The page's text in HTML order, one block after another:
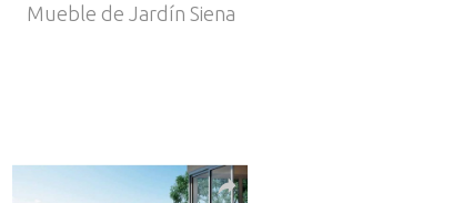
Mueble de Jardín Siena